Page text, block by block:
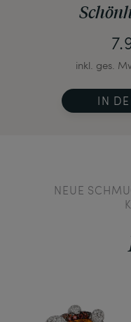
inkl. ges.
IN
NEUE